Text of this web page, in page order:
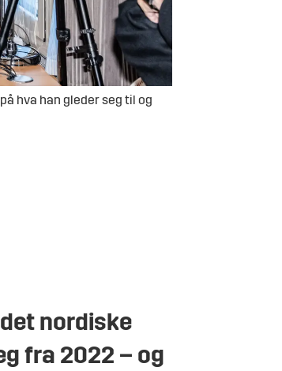
hva han gleder seg til og
nordiske
fra 2022 – og